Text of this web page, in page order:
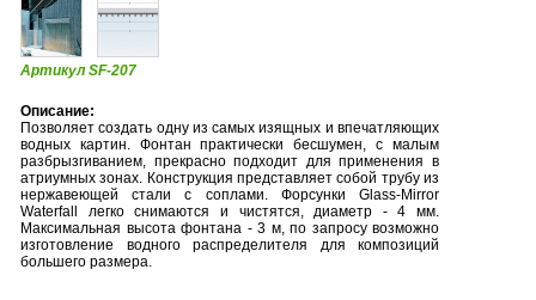
Артикул SF-207
Описание:
Позволяет создать одну из самых изящных и впечатляющих
водных картин. Фонтан практически бесшумен, с малым
разбрызгиванием, прекрасно подходит для применения в
атриумных зонах. Конструкция представляет собой трубу из
нержавеющей стали с соплами. Форсунки Glass-Mirror
Waterfall легко снимаются и чистятся, диаметр - 4 мм.
Максимальная высота фонтана - 3 м, по запросу возможно
изготовление водного распределителя для композиций
большего размера.